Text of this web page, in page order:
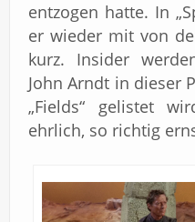
entzogen hatte. In
er wieder mit von
kurz. Insider
John Arndt in dieser
„Fields“ gelistet
ehrlich, so richtig